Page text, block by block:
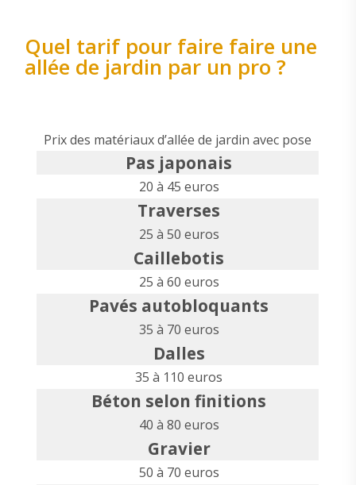
Quel tarif pour faire faire une
allée de jardin par un pro ?
Prix des matériaux d’allée de jardin avec pose
Pas japonais
20 à 45 euros
Traverses
25 à 50 euros
Caillebotis
25 à 60 euros
Pavés autobloquants
35 à 70 euros
Dalles
35 à 110 euros
Béton selon finitions
40 à 80 euros
Gravier
50 à 70 euros